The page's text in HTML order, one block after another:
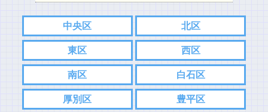
中央区 北区
東区 西区
南区 白石区
厚別区 豊平区